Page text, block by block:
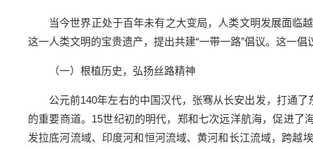
当今世界正处于百年未有之大变局，人类文明发展面临
这一人类文明的宝贵遗产，提出共建“一带一路”倡议。这一
（一）根植历史，弘扬丝路精神
公元前140年左右的中国汉代，张骞从长安出发，打通
的重要商道。15世纪初的明代，郑和七次远洋航海，促进了
发拉底河流域、印度河和恒河流域、黄河和长江流域，跨越